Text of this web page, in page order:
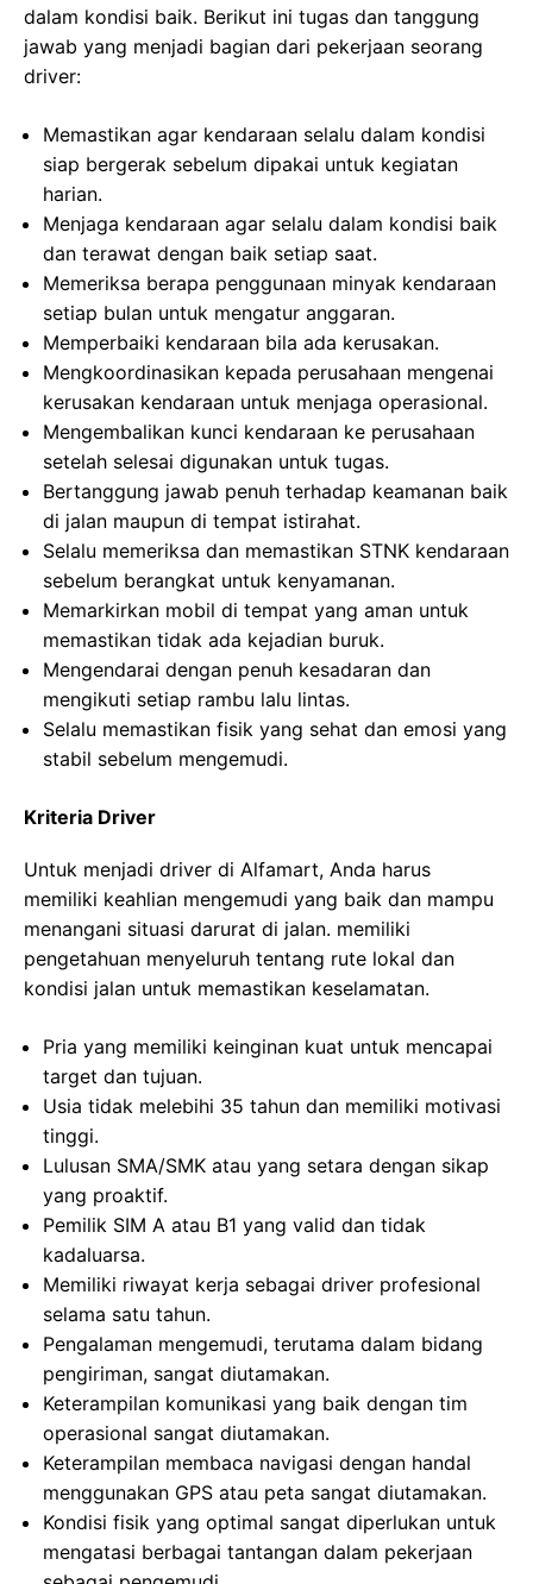
dalam kondisi baik. Berikut ini tugas dan tanggung
jawab yang menjadi bagian dari pekerjaan seorang
driver:
Memastikan agar kendaraan selalu dalam kondisi
siap bergerak sebelum dipakai untuk kegiatan
harian.
Menjaga kendaraan agar selalu dalam kondisi baik
dan terawat dengan baik setiap saat.
Memeriksa berapa penggunaan minyak kendaraan
setiap bulan untuk mengatur anggaran.
Memperbaiki kendaraan bila ada kerusakan.
Mengkoordinasikan kepada perusahaan mengenai
kerusakan kendaraan untuk menjaga operasional.
Mengembalikan kunci kendaraan ke perusahaan
setelah selesai digunakan untuk tugas.
Bertanggung jawab penuh terhadap keamanan baik
di jalan maupun di tempat istirahat.
Selalu memeriksa dan memastikan STNK kendaraan
sebelum berangkat untuk kenyamanan.
Memarkirkan mobil di tempat yang aman untuk
memastikan tidak ada kejadian buruk.
Mengendarai dengan penuh kesadaran dan
mengikuti setiap rambu lalu lintas.
Selalu memastikan fisik yang sehat dan emosi yang
stabil sebelum mengemudi.
Kriteria Driver
Untuk menjadi driver di Alfamart, Anda harus
memiliki keahlian mengemudi yang baik dan mampu
menangani situasi darurat di jalan. memiliki
pengetahuan menyeluruh tentang rute lokal dan
kondisi jalan untuk memastikan keselamatan.
Pria yang memiliki keinginan kuat untuk mencapai
target dan tujuan.
Usia tidak melebihi 35 tahun dan memiliki motivasi
tinggi.
Lulusan SMA/SMK atau yang setara dengan sikap
yang proaktif.
Pemilik SIM A atau B1 yang valid dan tidak
kadaluarsa.
Memiliki riwayat kerja sebagai driver profesional
selama satu tahun.
Pengalaman mengemudi, terutama dalam bidang
pengiriman, sangat diutamakan.
Keterampilan komunikasi yang baik dengan tim
operasional sangat diutamakan.
Keterampilan membaca navigasi dengan handal
menggunakan GPS atau peta sangat diutamakan.
Kondisi fisik yang optimal sangat diperlukan untuk
mengatasi berbagai tantangan dalam pekerjaan